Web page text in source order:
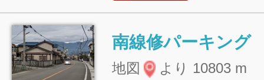
南線修パーキング
地図 より 10803 m